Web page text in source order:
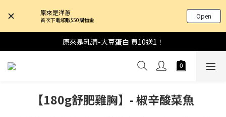
原來是洋蔥
首次下載領取$50購物金 Open
原來是乳清-大豆蛋白 買10送1！
【180g舒肥雞胸】- 椒辛酸菜魚